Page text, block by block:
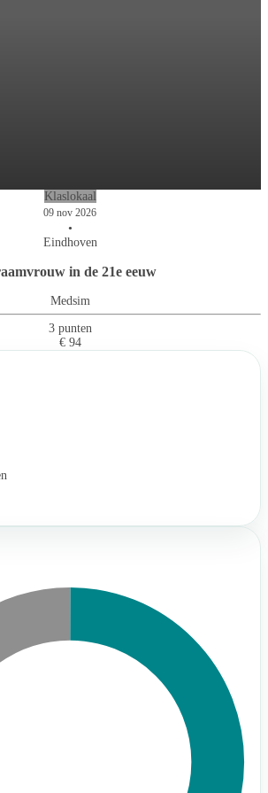
Klaslokaal
09 nov 2026
•
Eindhoven
in de 21e eeuw
Medsim
3 punten
€ 94